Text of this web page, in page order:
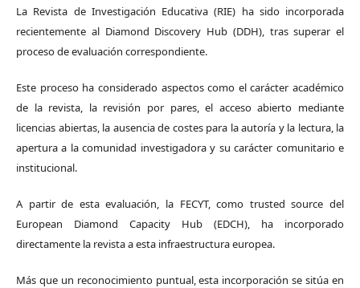
La Revista de Investigación Educativa (RIE) ha sido incorporada
recientemente al Diamond Discovery Hub (DDH), tras superar el
proceso de evaluación correspondiente.
Este proceso ha considerado aspectos como el carácter académico
de la revista, la revisión por pares, el acceso abierto mediante
licencias abiertas, la ausencia de costes para la autoría y la lectura, la
apertura a la comunidad investigadora y su carácter comunitario e
institucional.
A partir de esta evaluación, la FECYT, como trusted source del
European Diamond Capacity Hub (EDCH), ha incorporado
directamente la revista a esta infraestructura europea.
Más que un reconocimiento puntual, esta incorporación se sitúa en